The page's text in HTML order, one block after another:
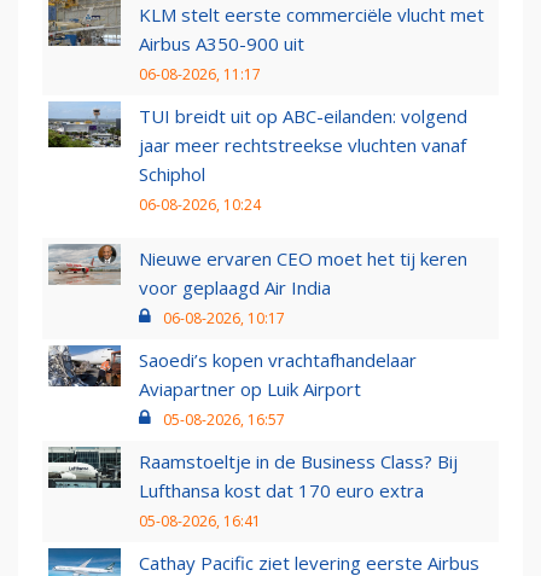
KLM stelt eerste commerciële vlucht met
Airbus A350-900 uit
06-08-2026, 11:17
TUI breidt uit op ABC-eilanden: volgend
jaar meer rechtstreekse vluchten vanaf
Schiphol
06-08-2026, 10:24
Nieuwe ervaren CEO moet het tij keren
voor geplaagd Air India
06-08-2026, 10:17
Saoedi’s kopen vrachtafhandelaar
Aviapartner op Luik Airport
05-08-2026, 16:57
Raamstoeltje in de Business Class? Bij
Lufthansa kost dat 170 euro extra
05-08-2026, 16:41
Cathay Pacific ziet levering eerste Airbus